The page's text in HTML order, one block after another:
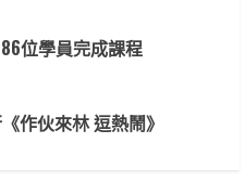
位學員完成課程
作伙來林 逗熱鬧》